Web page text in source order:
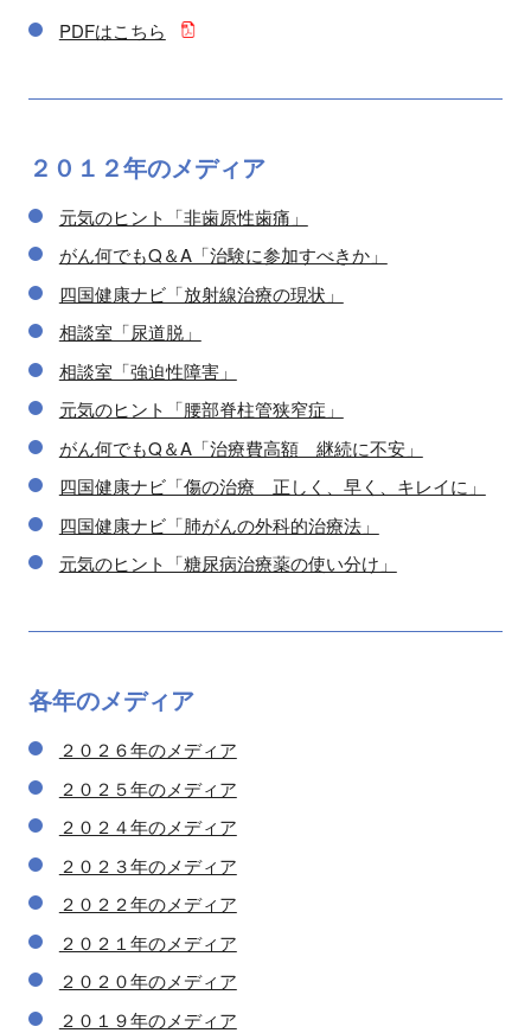
PDFはこちら
２０１２年のメディア
元気のヒント「非歯原性歯痛」
がん何でもQ＆A「治験に参加すべきか」
四国健康ナビ「放射線治療の現状」
相談室「尿道脱」
相談室「強迫性障害」
元気のヒント「腰部脊柱管狭窄症」
がん何でもQ＆A「治療費高額 継続に不安」
四国健康ナビ「傷の治療 正しく、早く、キレイに」
四国健康ナビ「肺がんの外科的治療法」
元気のヒント「糖尿病治療薬の使い分け」
各年のメディア
２０２６年のメディア
２０２５年のメディア
２０２４年のメディア
２０２３年のメディア
２０２２年のメディア
２０２１年のメディア
２０２０年のメディア
２０１９年のメディア